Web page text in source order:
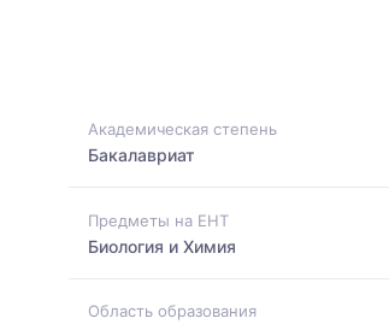
Академическая степень
Бакалавриат
Предметы на ЕНТ
Биология и Химия
Область образования